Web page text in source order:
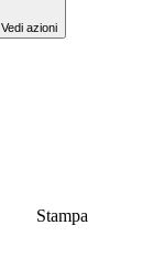
Vedi azioni
Stampa